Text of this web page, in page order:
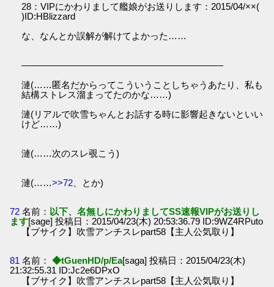
28：VIPにかわりまして艦娘がお送りします：2015/04/××(
)ID:HBlizzard
な、なんとか誤解が解けてよかった……
――――――――――――――――――――――
漣(……匿名だからってこういうことしちゃうあたり、私も
結構ストレス溜まってたのかな……)
漣(リアルで吹雪ちゃんとお話する時に影響起きないといい
けど……)
漣(……次のスレ覗こう)
漣(……>>72 、とか)
72 名前： 以下、名無しにかわりましてSS速報VIPがお送りし
ます[sage] 投稿日：2015/04/23(木) 20:53:36.79 ID:9WZ4RPuto
【ブサイク】吹雪アンチスレpart58【主人公気取り】
81 名前： ◆tGuenHD/p/Ea[saga] 投稿日：2015/04/23(木)
21:32:55.31 ID:Jc2e6DPxO
【ブサイク】吹雪アンチスレpart58【主人公気取り】